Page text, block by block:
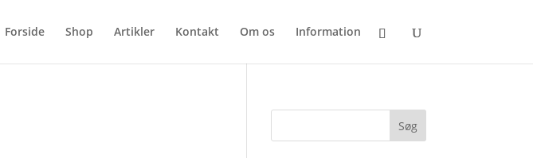
Forside Shop Artikler Kontakt Om os Information
Søg